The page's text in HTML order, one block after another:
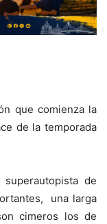
que comienza la
de la temporada
de
una larga
cimeros los de